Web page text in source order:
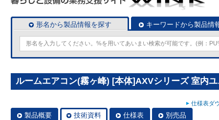
形名から製品情報を探す キーワードから製品情
ルームエアコン(霧ヶ峰) [本体]AXVシリーズ 室内
仕様表ダ
製品概要 技術資料 仕様表 別売品